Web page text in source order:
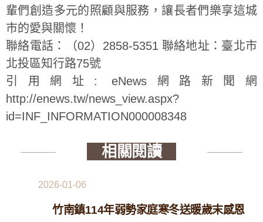
輩們創造多元的照顧與服務，讓長者們樂享這城
市的愛與關懷！
聯絡電話：（02）2858-5351 聯絡地址：臺北市
北投區知行路75號
引用網址: eNews網路新聞網
http://enews.tw/news_view.aspx?
id=INF_INFORMATION000008348
相關閱讀
2026-01-06
竹南鎮114年弱勢家庭寒冬送暖歲末感恩